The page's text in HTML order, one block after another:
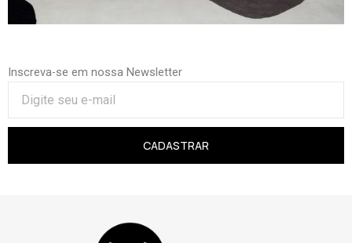
Inscreva-se em nossa Newsletter
CADASTRAR